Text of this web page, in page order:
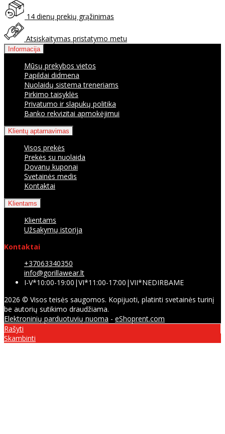
14 dienų prekių grąžinimas
Atsiskaitymas pristatymo metu
Informacija
Mūsų prekybos vietos
Papildai didmena
Nuolaidų sistema treneriams
Pirkimo taisyklės
Privatumo ir slapukų politika
Banko rekvizitai apmokėjimui
Klientų aptarnavimas
Visos prekės
Prekės su nuolaida
Dovanų kuponai
Svetainės medis
Kontaktai
Klientams
Klientams
Užsakymų istorija
Kontaktai
+37063340350
info@gorillawear.lt
I-V*10:00-19:00|VI*11:00-17:00|VII*NEDIRBAME
2026 © Visos teisės saugomos. Kopijuoti, platinti svetainės turinį
be autorių sutikimo draudžiama.
Elektroninių parduotuvių nuoma - eShoprent.com
Rašyti
Skambinti